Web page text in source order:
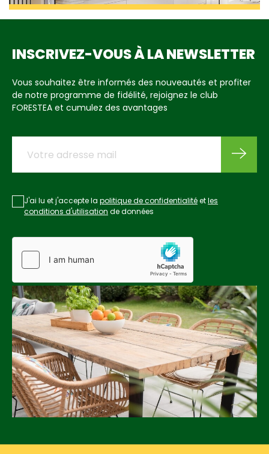
INSCRIVEZ-VOUS À LA NEWSLETTER
Vous souhaitez être informés des nouveautés et profiter
de notre programme de fidélité, rejoignez le club
FORESTEA et cumulez des avantages
J'ai lu et j'accepte la politique de confidentialitéetles
conditions d'utilisation de données